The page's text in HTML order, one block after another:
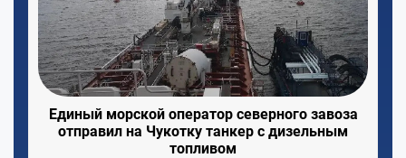
Единый морской оператор северного завоза
отправил на Чукотку танкер с дизельным
топливом